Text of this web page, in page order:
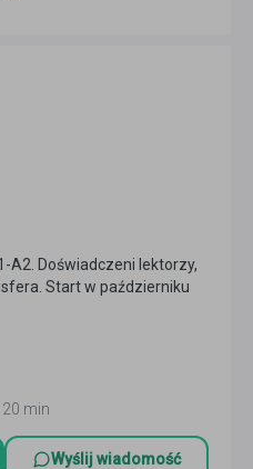
A2. Doświadczeni lektorzy,
Start w październiku
min
Wyślij wiadomość